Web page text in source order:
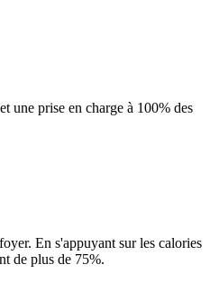
une prise en charge à 100% des
En s'appuyant sur les calories
de plus de 75%.